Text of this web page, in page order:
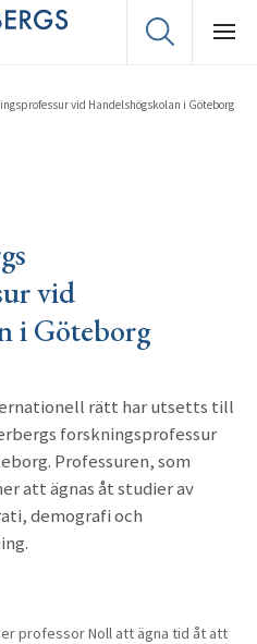
vid Handelshögskolan i Göteborg
vid
i Göteborg
rätt har utsetts till
forskningsprofessur
Professuren, som
att ägnas åt studier av
demografi och
professor Noll att ägna tid åt att